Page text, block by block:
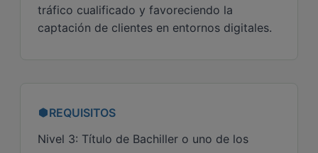
tráfico cualificado y favoreciendo la
captación de clientes en entornos digitales.
REQUISITOS
Nivel 3: Título de Bachiller o uno de los